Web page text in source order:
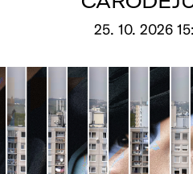
Pro děti
edu
Vše o ČT
25. 10. 2026